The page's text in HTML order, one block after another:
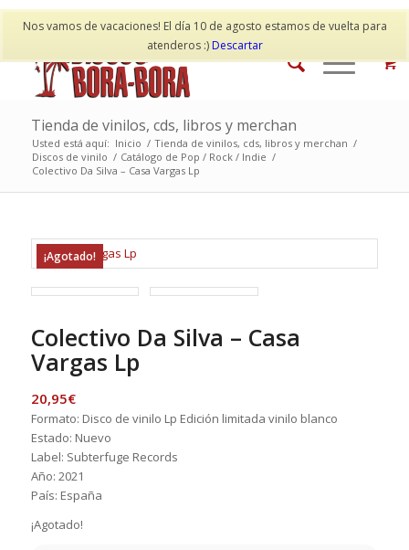
Nos vamos de vacaciones! El día 10 de agosto estamos de vuelta para
atenderos :)Descartar
Mi cuenta Contacto
Tienda de vinilos, cds, libros y merchan
Usted está aquí: Inicio / Tienda de vinilos, cds, libros y merchan /
Discos de vinilo / Catálogo de Pop / Rock / Indie /
Colectivo Da Silva – Casa Vargas Lp
¡Agotado!
Colectivo Da Silva – Casa
Vargas Lp
20,95€
Formato: Disco de vinilo Lp Edición limitada vinilo blanco
Estado: Nuevo
Label: Subterfuge Records
Año: 2021
País: España
¡Agotado!